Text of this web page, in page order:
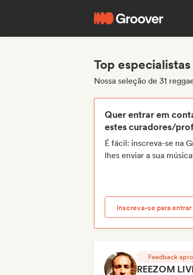
Top
Nossa seleção de 31
Quer entrar em
estes curadores/
É fácil: inscreva-se na
lhes enviar a sua
Inscreva-se para
Feedback
REEZOM